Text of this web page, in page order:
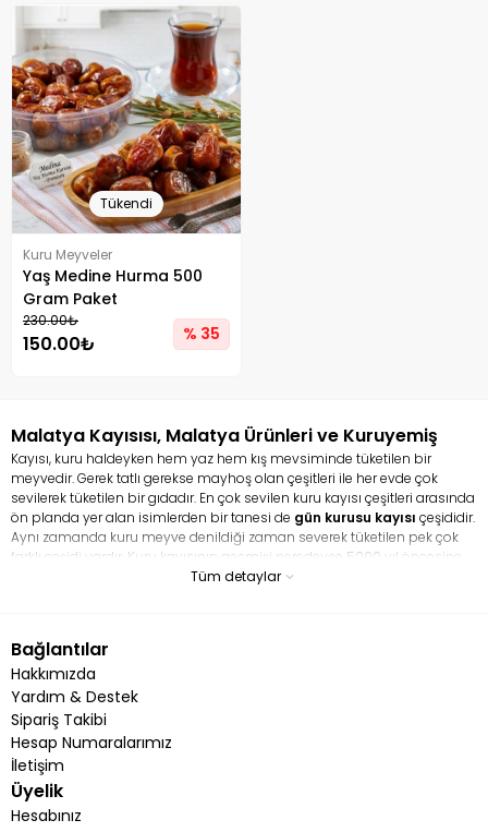
Tükendi
Kuru Meyveler
Yaş Medine Hurma 500
Gram Paket
230.00₺
150.00₺ % 35
Malatya Kayısısı, Malatya Ürünleri ve Kuruyemiş
Kayısı, kuru haldeyken hem yaz hem kış mevsiminde tüketilen bir
meyvedir. Gerek tatlı gerekse mayhoş olan çeşitleri ile her evde çok
sevilerek tüketilen bir gıdadır. En çok sevilen kuru kayısı çeşitleri arasında
ön planda yer alan isimlerden bir tanesi de gün kurusu kayısı çeşididir.
Aynı zamanda kuru meyve denildiği zaman severek tüketilen pek çok
farklı çeşidi vardır. Kuru kayısının geçmişi neredeyse 5000 yıl öncesine
dayanır. Hem taze kayısı hem de kurusu ile tamamen bir şifa
gıdadır. Aynı zamanda lif bakımından zengin bir içeriğe sahip olduğu
için bağırsak problemini çözmeye yardım eder. İçerisindeki potasyum
kalp sağlığını korurken, magnezyum ise kan basıncını dengeler.
Kuru Kayısı Besin Değeri Nedir?
Çok fazla çeşitli mineraller ve vitaminler barındıran
kayısısı
kalsiyum, demir magnezyum, sodyum ve çinko gibi çok faydalı
bileşenler yer alır. Bunların yanı sıra kayısı içeriğinde A, C,E ve K
Tüm detaylar
Bağlantılar
Hakkımızda
Yardım & Destek
Sipariş Takibi
Hesap Numaralarımız
İletişim
Üyelik
Hesabınız